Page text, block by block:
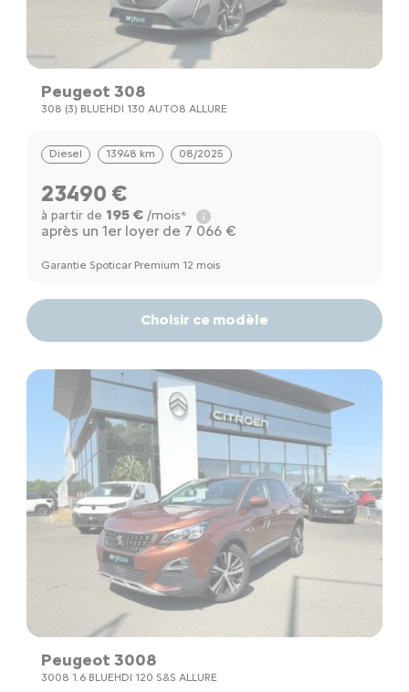
Peugeot 308
308 (3) BLUEHDI 130 AUTO8 ALLURE
Diesel 13948 km 08/2025
23490 €
à partir de 195 €/mois*
après un 1er loyer de 7 066 €
Garantie Spoticar Premium 12 mois
Choisir ce modèle
Peugeot 3008
3008 1.6 BLUEHDI 120 S&S ALLURE